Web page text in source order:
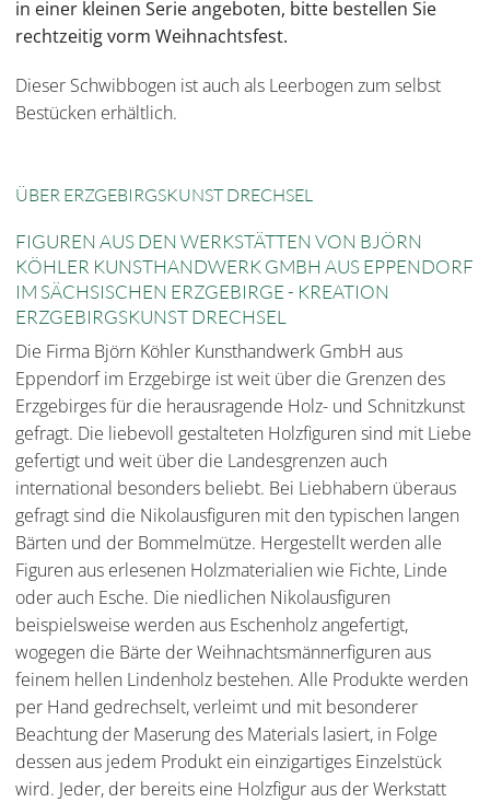
in einer kleinen Serie angeboten, bitte bestellen Sie
rechtzeitig vorm Weihnachtsfest.
Dieser Schwibbogen ist auch als Leerbogen zum selbst
Bestücken erhältlich.
ÜBER ERZGEBIRGSKUNST DRECHSEL
FIGUREN AUS DEN WERKSTÄTTEN VON BJÖRN
KÖHLER KUNSTHANDWERK GMBH AUS EPPENDORF
IM SÄCHSISCHEN ERZGEBIRGE - KREATION
ERZGEBIRGSKUNST DRECHSEL
Die Firma Björn Köhler Kunsthandwerk GmbH aus
Eppendorf im Erzgebirge ist weit über die Grenzen des
Erzgebirges für die herausragende Holz- und Schnitzkunst
gefragt. Die liebevoll gestalteten Holzfiguren sind mit Liebe
gefertigt und weit über die Landesgrenzen auch
international besonders beliebt. Bei Liebhabern überaus
gefragt sind die Nikolausfiguren mit den typischen langen
Bärten und der Bommelmütze. Hergestellt werden alle
Figuren aus erlesenen Holzmaterialien wie Fichte, Linde
oder auch Esche. Die niedlichen Nikolausfiguren
beispielsweise werden aus Eschenholz angefertigt,
wogegen die Bärte der Weihnachtsmännerfiguren aus
feinem hellen Lindenholz bestehen. Alle Produkte werden
per Hand gedrechselt, verleimt und mit besonderer
Beachtung der Maserung des Materials lasiert, in Folge
dessen aus jedem Produkt ein einzigartiges Einzelstück
wird. Jeder, der bereits eine Holzfigur aus der Werkstatt